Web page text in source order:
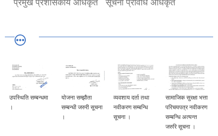
प्रमुख प्रशासकीय अधिकृत सूचना प्रविधि अधिकृत
उपस्थिति सम्बन्धमा
।
योजना सम्झौता
सम्बन्धी जरुरी सूचना
।
व्यवशाय दर्ता तथा
नवीकरण सम्बन्धि
सूचना ।
सामाजिक सुरक्षा भत्ता
परिचयपत्र नवीकरण
सम्बन्धि अत्यन्त
जरुरि सूचना ।